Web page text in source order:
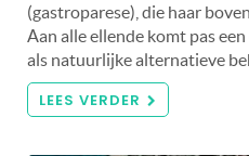
(gastroparese), die haar
Aan alle ellende komt pas
als natuurlijke alternatieve
LEES VERDER